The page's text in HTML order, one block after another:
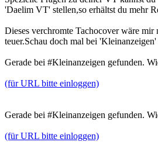
'Daelim VT' stellen,so erhältst du mehr
Dieses verchromte Tachocover wäre mir
teuer.Schau doch mal bei 'Kleinanzeigen'
Gerade bei #Kleinanzeigen gefunden.
(für URL bitte einloggen)
Gerade bei #Kleinanzeigen gefunden.
(für URL bitte einloggen)